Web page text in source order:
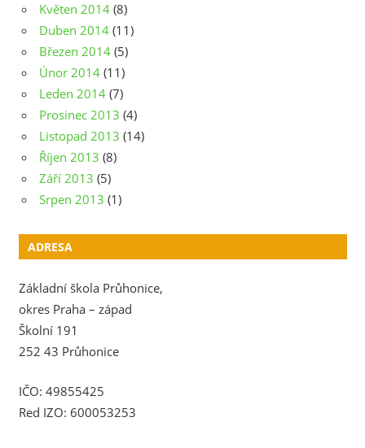
Květen 2014 (8)
Duben 2014 (11)
Březen 2014 (5)
Únor 2014 (11)
Leden 2014 (7)
Prosinec 2013 (4)
Listopad 2013 (14)
Říjen 2013 (8)
Září 2013 (5)
Srpen 2013 (1)
ADRESA
Základní škola Průhonice,
okres Praha – západ
Školní 191
252 43 Průhonice
IČO: 49855425
Red IZO: 600053253